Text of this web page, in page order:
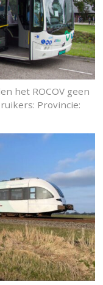
het ROCOV geen
Provincie: